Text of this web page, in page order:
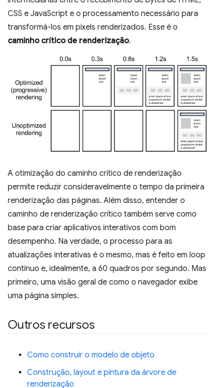
CSS e JavaScript e o processamento necessário para
transformá-los em pixels renderizados. Esse é o
caminho crítico de renderização.
A otimização do caminho crítico de renderização
permite reduzir consideravelmente o tempo da primeira
renderização das páginas. Além disso, entender o
caminho de renderização crítico também serve como
base para criar aplicativos interativos com bom
desempenho. Na verdade, o processo para as
atualizações interativas é o mesmo, mas é feito em loop
contínuo e, idealmente, a 60 quadros por segundo. Mas
primeiro, uma visão geral de como o navegador exibe
uma página simples.
Outros recursos
Como construir o modelo de objeto
Construção, layout e pintura da árvore de
renderização